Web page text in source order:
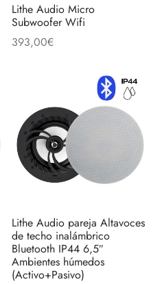
Lithe Audio Micro
Subwoofer Wifi
393,00€
Lithe Audio pareja Altavoces
de techo inalámbrico
Bluetooth IP44 6,5″
Ambientes húmedos
(Activo+Pasivo)